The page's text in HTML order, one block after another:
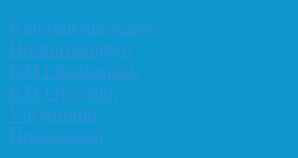
Klubbmesterskapet
Høstturneringen
KM i hurtigsjakk
KM i lynsjakk
Vår-konrad
Høst-konrad